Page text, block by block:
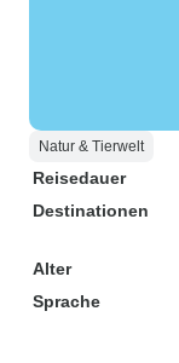
Natur & Tierwelt
Reisedauer
Destinationen
Alter
Sprache